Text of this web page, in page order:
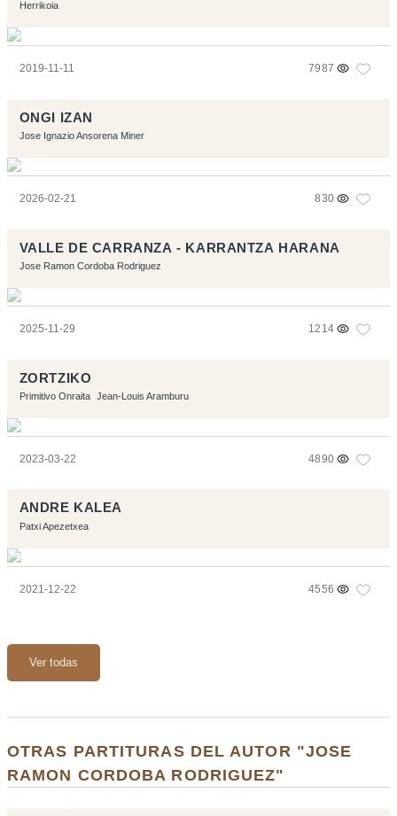
Herrikoia
2019-11-11 7987
ONGI IZAN
Jose Ignazio Ansorena Miner
2026-02-21 830
VALLE DE CARRANZA - KARRANTZA HARANA
Jose Ramon Cordoba Rodriguez
2025-11-29 1214
ZORTZIKO
Primitivo Onraita Jean-Louis Aramburu
2023-03-22 4890
ANDRE KALEA
Patxi Apezetxea
2021-12-22 4556
Ver todas
OTRAS PARTITURAS DEL AUTOR "JOSE
RAMON CORDOBA RODRIGUEZ"